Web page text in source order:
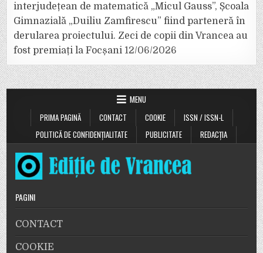
interjudețean de matematică „Micul Gauss”, Școala
Gimnazială „Duiliu Zamfirescu” fiind parteneră în
derularea proiectului. Zeci de copii din Vrancea au
fost premiați la Focșani 12/06/2026
MENU
PRIMA PAGINĂ
CONTACT COOKIE
ISSN / ISSN-L
POLITICĂ DE CONFIDENȚIALITATE
PUBLICITATE REDACȚIA
PAGINI
CONTACT
COOKIE